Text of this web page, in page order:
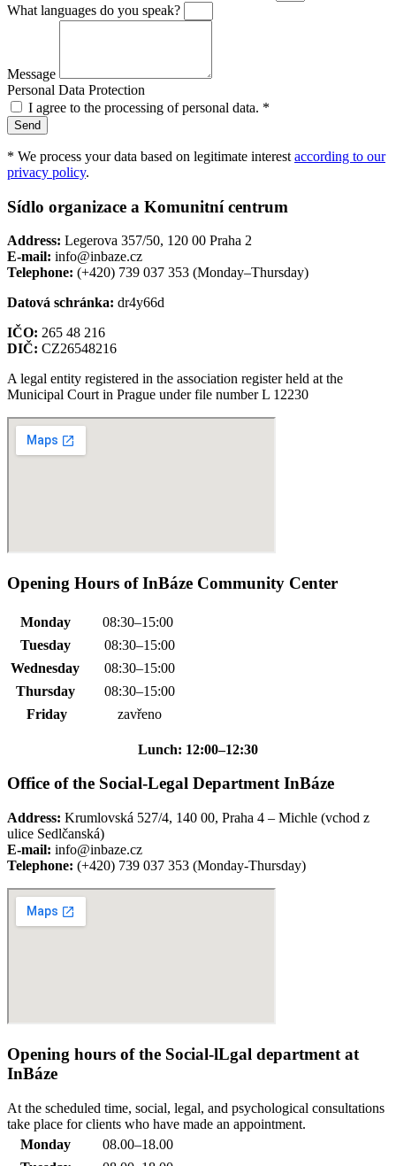
What languages do you speak?
Message
Personal Data Protection
I agree to the processing of personal data. *
Send
* We process your data based on legitimate interest according to our
privacy policy.
Sídlo organizace a Komunitní centrum
Address: Legerova 357/50, 120 00 Praha 2
E-mail: info@inbaze.cz
Telephone: (+420) 739 037 353 (Monday–Thursday)
Datová schránka: dr4y66d
IČO: 265 48 216
DIČ: CZ26548216
A legal entity registered in the association register held at the
Municipal Court in Prague under file number L 12230
Opening Hours of InBáze Community Center
Monday
08:30–15:00
Tuesday
08:30–15:00
Wednesday
08:30–15:00
Thursday
08:30–15:00
Friday
zavřeno
Lunch: 12:00–12:30
Office of the Social-Legal Department InBáze
Address: Krumlovská 527/4, 140 00, Praha 4 – Michle (vchod z
ulice Sedlčanská)
E-mail: info@inbaze.cz
Telephone: (+420) 739 037 353 (Monday-Thursday)
Opening hours of the Social-lLgal department at
InBáze
At the scheduled time, social, legal, and psychological consultations
take place for clients who have made an appointment.
Monday
08.00–18.00